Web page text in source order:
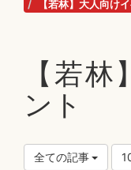
【若林】大人向け
【若
ント
全ての記事